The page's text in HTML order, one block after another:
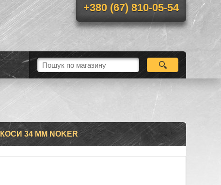
+380 (67) 810-05-54
34 ММ NOKER